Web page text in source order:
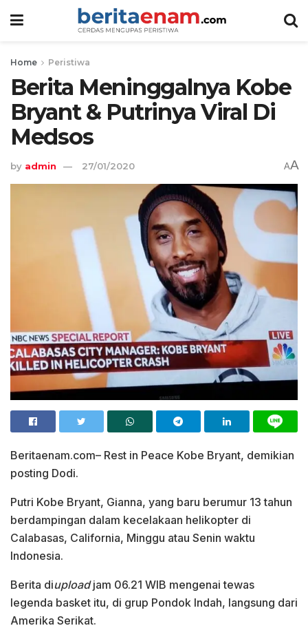
Home Peristiwa
Berita Meninggalnya Kobe
Bryant & Putrinya Viral Di
Medsos
by admin 27/01/2020 AA
Beritaenam.com– Rest in Peace Kobe Bryant, demikian
posting Dodi.
Putri Kobe Bryant, Gianna, yang baru berumur 13 tahun
berdampingan dalam kecelakaan helikopter di
Calabasas, California, Minggu atau Senin waktu
Indonesia.
Berita diuploadjam 06.21 WIB mengenai tewas
legenda basket itu, di grup Pondok Indah, langsung dari
Amerika Serikat.